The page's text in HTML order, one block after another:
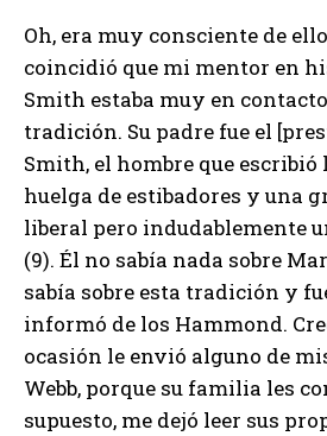
Oh, era muy consciente de
coincidió que mi mentor en
Smith estaba muy en
tradición. Su padre fue el
Smith, el hombre que
huelga de estibadores y una
liberal pero indudablemente
(9). Él no sabía nada sobre
sabía sobre esta tradición y
informó de los Hammond.
ocasión le envió alguno de
Webb, porque su familia les
supuesto, me dejó leer sus